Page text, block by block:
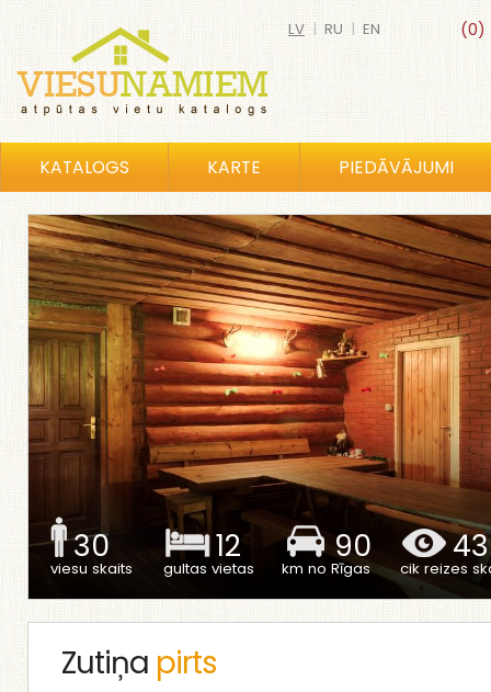
(0)
LV | RU | EN
KATALOGS KARTE PIEDĀVĀJUMI
30
viesu skaits
12
gultas vietas
90
km no Rīgas cik reizes
Zutiņa pirts